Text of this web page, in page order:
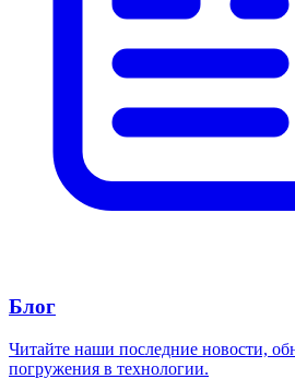
Блог
Читайте наши последние новости,
погружения в технологии.